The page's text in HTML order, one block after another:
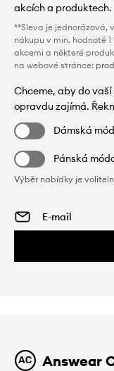
akcích a produktech.
**Sleva je jednorázová,
nákupu v min. hodnotě
akcemi a některé
na webové stránce:
Chceme, aby do
opravdu zajímá.
Dámská
Pánská
Výběr nabídky je
Answear